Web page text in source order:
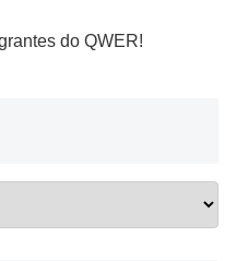
do QWER!